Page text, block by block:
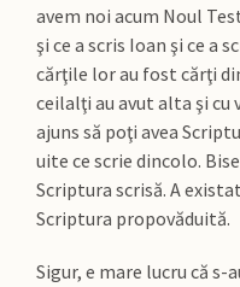
avem noi acum Noul
şi ce a scris Ioan şi ce a
cărţile lor au fost cărţi
ceilalţi au avut alta şi cu
ajuns să poţi avea
uite ce scrie dincolo.
Scriptura scrisă. A
Scriptura propovăduită.
Sigur, e mare lucru că s-